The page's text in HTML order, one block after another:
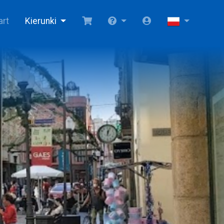
Kierunki